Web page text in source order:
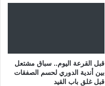
قبل القرعة اليوم.. سباق مشتعل
بين أندية الدوري لحسم الصفقات
قبل غلق باب القيد